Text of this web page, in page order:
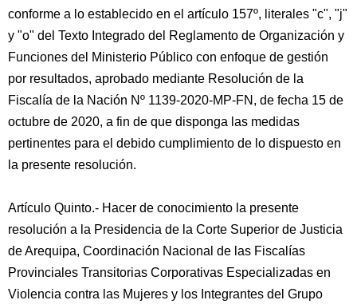
conforme a lo establecido en el artículo 157º, literales "c", "j"
y "o" del Texto Integrado del Reglamento de Organización y
Funciones del Ministerio Público con enfoque de gestión
por resultados, aprobado mediante Resolución de la
Fiscalía de la Nación Nº 1139-2020-MP-FN, de fecha 15 de
octubre de 2020, a fin de que disponga las medidas
pertinentes para el debido cumplimiento de lo dispuesto en
la presente resolución.
Artículo Quinto.- Hacer de conocimiento la presente
resolución a la Presidencia de la Corte Superior de Justicia
de Arequipa, Coordinación Nacional de las Fiscalías
Provinciales Transitorias Corporativas Especializadas en
Violencia contra las Mujeres y los Integrantes del Grupo